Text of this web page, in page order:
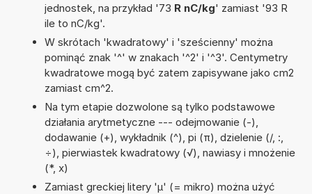
jednostek, na przykład '73 R nC/kg' zamiast '93 R
ile to nC/kg'.
W skrótach 'kwadratowy' i 'sześcienny' można
pominąć znak '^' w znakach '^2' i '^3'. Centymetry
kwadratowe mogą być zatem zapisywane jako cm2
zamiast cm^2.
Na tym etapie dozwolone są tylko podstawowe
działania arytmetyczne --- odejmowanie (-),
dodawanie (+), wykładnik (^), pi (π), dzielenie (/, :,
÷), pierwiastek kwadratowy (√), nawiasy i mnożenie
(*, x)
Zamiast greckiej litery 'µ' (= mikro) można użyć